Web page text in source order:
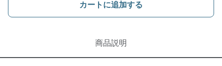
カートに追加する
商品説明